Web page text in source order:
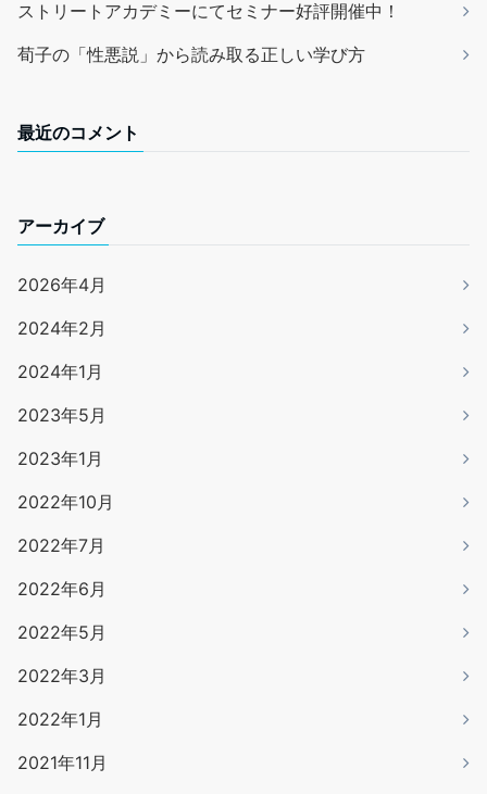
ストリートアカデミーにてセミナー好評開催中！
荀子の「性悪説」から読み取る正しい学び方
最近のコメント
アーカイブ
2026年4月
2024年2月
2024年1月
2023年5月
2023年1月
2022年10月
2022年7月
2022年6月
2022年5月
2022年3月
2022年1月
2021年11月